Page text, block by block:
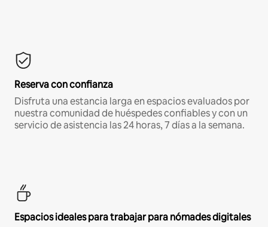
Reserva con confianza
Disfruta una estancia larga en espacios evaluados por
nuestra comunidad de huéspedes confiables y con un
servicio de asistencia las 24 horas, 7 días a la semana.
Espacios ideales para trabajar para nómades digitales